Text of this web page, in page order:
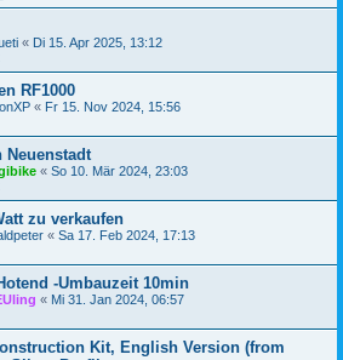
« Di 15. Apr 2025, 13:12
RF1000
« Fr 15. Nov 2024, 15:56
Neuenstadt
« So 10. Mär 2024, 23:03
zu verkaufen
« Sa 17. Feb 2024, 17:13
-Umbauzeit 10min
« Mi 31. Jan 2024, 06:57
Kit, English Version (from